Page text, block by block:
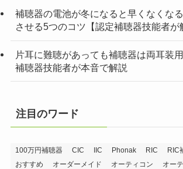
補聴器の電池が冬になると早くなくな
させる5つのコツ【認定補聴器技能者が
片耳に難聴があっても補聴器は両耳装
補聴器技能者が本音で解説
注目のワード
100万円補聴器 CIC IIC Phonak RIC RIC
おすすめ
オーダーメイド オーティコン
オー